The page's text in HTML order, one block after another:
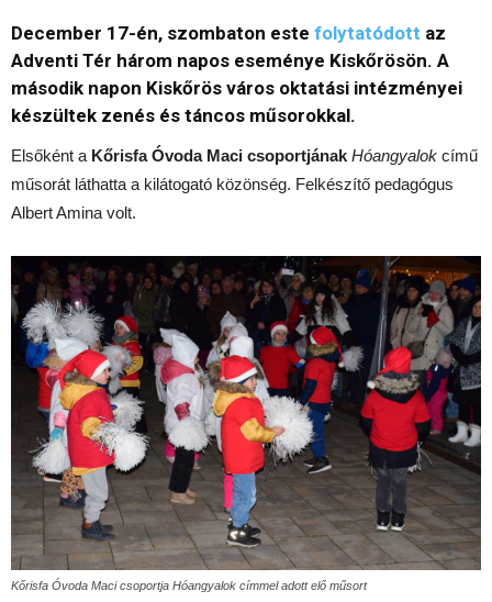
December 17-én, szombaton este folytatódott az
Adventi Tér három napos eseménye Kiskőrösön. A
második napon Kiskőrös város oktatási intézményei
készültek zenés és táncos műsorokkal.
Elsőként a Kőrisfa Óvoda Maci csoportjának Hóangyalok című
műsorát láthatta a kilátogató közönség. Felkészítő pedagógus
Albert Amina volt.
Kőrisfa Óvoda Maci csoportja Hóangyalok címmel adott elő műsort